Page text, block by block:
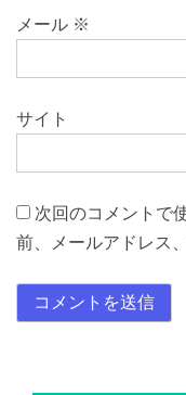
メール ※
サイト
次回のコメントで
前、メールアドレス